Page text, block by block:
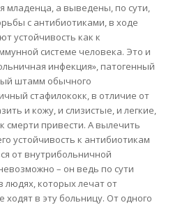
младенца, а выведены, по сути,
с антибиотиками, в ходе
устойчивость как к
системе человека. Это и
инфекция», патогенный
штамм обычного
стафилококк, в отличие от
и кожу, и слизистые, и легкие,
смерти привести. А вылечить
устойчивость к антибиотикам
от внутрибольничной
– он ведь по сути
людях, которых лечат от
ходят в эту больницу. От одного